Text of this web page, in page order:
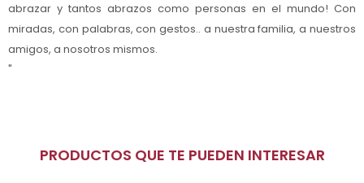
abrazar y tantos abrazos como personas en el mundo! Con
miradas, con palabras, con gestos.. a nuestra familia, a nuestros
amigos, a nosotros mismos.
"
PRODUCTOS QUE TE PUEDEN INTERESAR